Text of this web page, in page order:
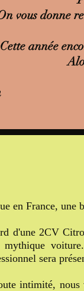
en France, une
d'une 2CV
mythique
sera
intimité, nous
vous donne
Cette année